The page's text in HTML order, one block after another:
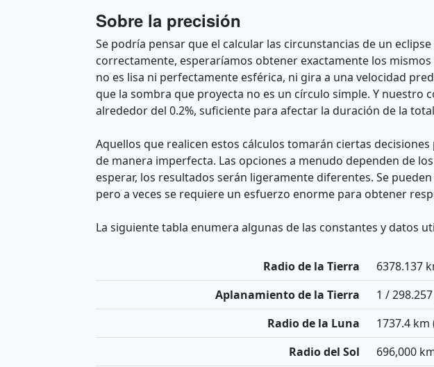
Sobre la precisión
Se podría pensar que el calcular las circunstancias de un
correctamente, esperaríamos obtener exactamente los
no es lisa ni perfectamente esférica, ni gira a una velocidad
que la sombra que proyecta no es un círculo simple. Y
alrededor del 0.2%, suficiente para afectar la duración de la
Aquellos que realicen estos cálculos tomarán ciertas
de manera imperfecta. Las opciones a menudo dependen de
esperar, los resultados serán ligeramente diferentes. Se
pero a veces se requiere un esfuerzo enorme para obtener
La siguiente tabla enumera algunas de las constantes y datos
Radio de la Tierra
6378.137
Aplanamiento de la Tierra
1 /
Radio de la Luna
1737.4 km
Radio del Sol
696,000